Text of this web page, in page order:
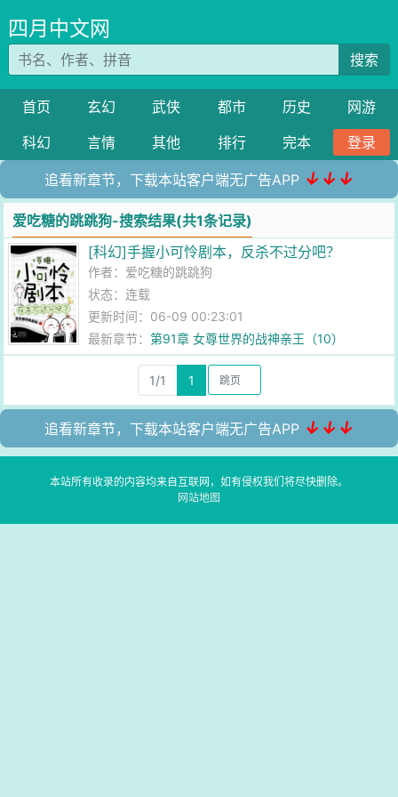
四月中文网
搜索
首页 玄幻 武侠 都市 历史
网游
科幻
言情 其他 排行 完本 登录
追看新章节，下载本站客户端无广告APP ↓↓↓
爱吃糖的跳跳狗-搜索结果(共1条记录)
[科幻]手握小可怜剧本，反杀不过分吧？
作者： 爱吃糖的跳跳狗
状态：连载
更新时间：06-09 00:23:01
最新章节：第91章 女尊世界的战神亲王（10）
1/1 1
追看新章节，下载本站客户端无广告APP ↓↓↓
本站所有收录的内容均来自互联网，如有侵权我们将尽快删除。
网站地图